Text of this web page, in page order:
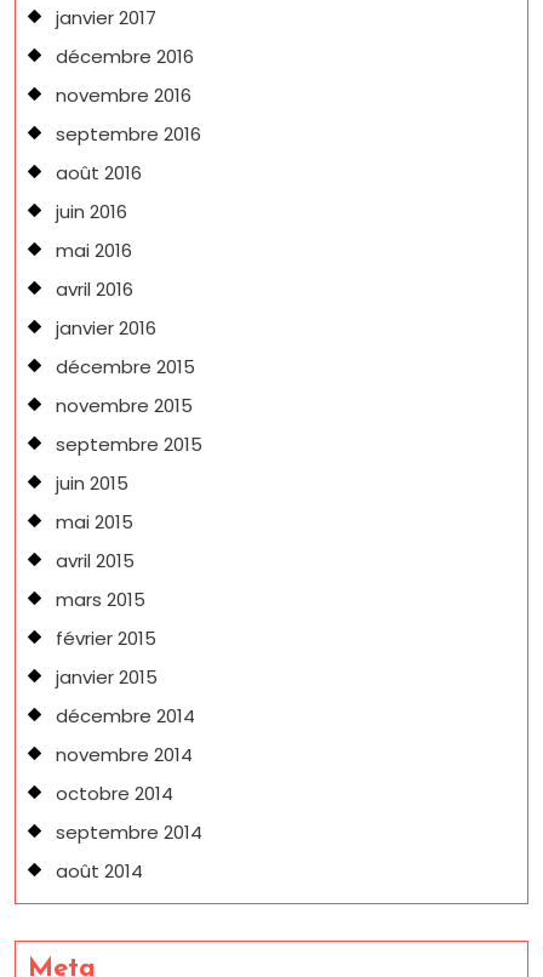
janvier 2017
décembre 2016
novembre 2016
septembre 2016
août 2016
juin 2016
mai 2016
avril 2016
janvier 2016
décembre 2015
novembre 2015
septembre 2015
juin 2015
mai 2015
avril 2015
mars 2015
février 2015
janvier 2015
décembre 2014
novembre 2014
octobre 2014
septembre 2014
août 2014
Meta